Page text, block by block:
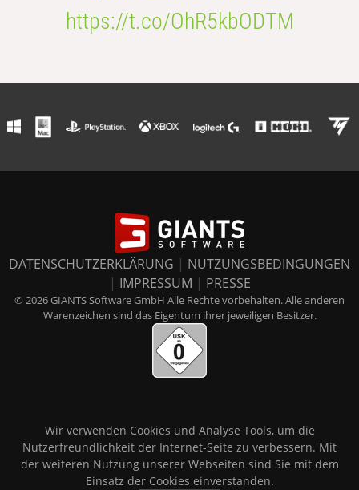
https://t.co/OhR5kbODTM
DATENSCHUTZERKLÄRUNG | NUTZUNGSBEDINGUNGEN
| IMPRESSUM | PRESSE
© 2026 GIANTS Software GmbH Alle Rechte vorbehalten. Alle anderen
Warenzeichen sind das Eigentum ihrer jeweiligen Besitzer.
Wir verwenden Cookies und Analyse Tools, um die
Nutzerfreundlichkeit der Internet-Seite zu verbessern. Mit
der weiteren Nutzung unserer Webseiten sind Sie mit dem
Einsatz der Cookies einverstanden.